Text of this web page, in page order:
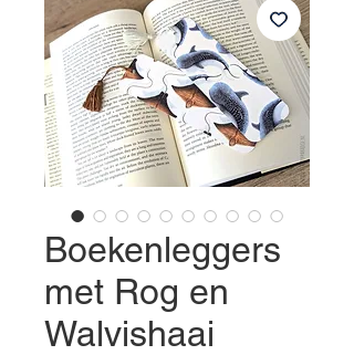
Boekenleggers
met Rog en
Walvishaai